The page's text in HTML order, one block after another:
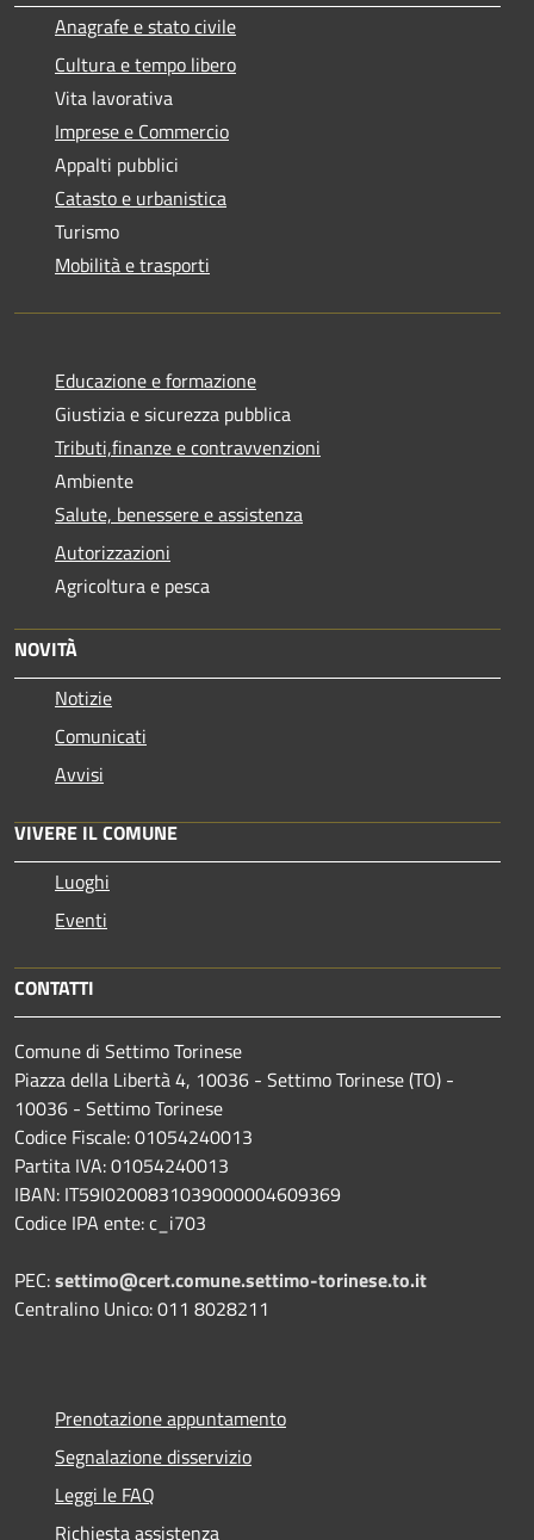
Anagrafe e stato civile
Cultura e tempo libero
Vita lavorativa
Imprese e Commercio
Appalti pubblici
Catasto e urbanistica
Turismo
Mobilità e trasporti
Educazione e formazione
Giustizia e sicurezza pubblica
Tributi,finanze e contravvenzioni
Ambiente
Salute, benessere e assistenza
Autorizzazioni
Agricoltura e pesca
NOVITÀ
Notizie
Comunicati
Avvisi
VIVERE IL COMUNE
Luoghi
Eventi
CONTATTI
Comune di Settimo Torinese
Piazza della Libertà 4, 10036 - Settimo Torinese (TO) -
10036 - Settimo Torinese
Codice Fiscale: 01054240013
Partita IVA: 01054240013
IBAN: IT59I0200831039000004609369
Codice IPA ente: c_i703
PEC:settimo@cert.comune.settimo-torinese.to.it
Centralino Unico: 011 8028211
Prenotazione appuntamento
Segnalazione disservizio
Leggi le FAQ
Richiesta assistenza